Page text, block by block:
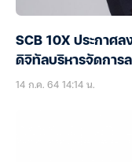
SCB 10X ประกาศ
ดิจิทัลบริหารจัดกา
14 ก.ค. 64 14:14 น.